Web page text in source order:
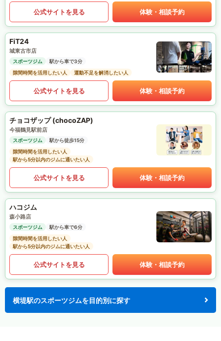
公式サイトを見る 体験・相談予約
FiT24
城東古市店
スポーツジム
駅から車で3分
隙間時間を活用したい人
運動不足を解消したい人
公式サイトを見る 体験・相談予約
チョコザップ (chocoZAP)
今福鶴見駅前店
スポーツジム
駅から徒歩15分
隙間時間を活用したい人
駅から5分以内のジムに通いたい人
公式サイトを見る 体験・相談予約
ハコジム
森小路店
スポーツジム
駅から車で6分
隙間時間を活用したい人
駅から5分以内のジムに通いたい人
公式サイトを見る 体験・相談予約
横堤駅のスポーツジムを目的別に探す